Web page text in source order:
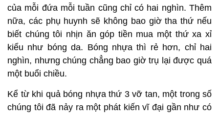
của mỗi đứa mỗi tuần cũng chỉ có hai nghìn. Thêm
nữa, các phụ huynh sẽ không bao giờ tha thứ nếu
biết chúng tôi nhịn ăn góp tiền mua một thứ xa xỉ
kiểu như bóng da. Bóng nhựa thì rẻ hơn, chỉ hai
nghìn, nhưng chúng chẳng bao giờ trụ lại được quá
một buổi chiều.
Kể từ khi quả bóng nhựa thứ 3 vỡ tan, một trong số
chúng tôi đã nảy ra một phát kiến vĩ đại gần như có